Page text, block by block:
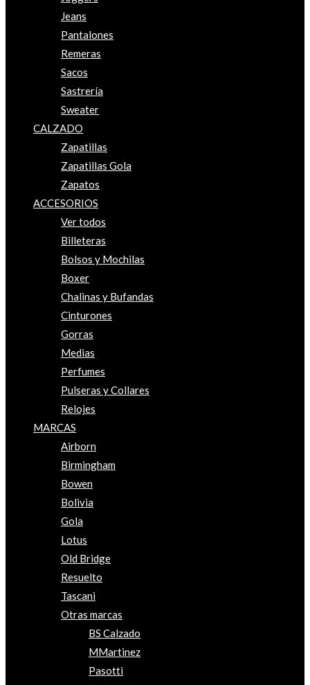
Jeans
Pantalones
Remeras
Sacos
Sastrería
Sweater
CALZADO
Zapatillas
Zapatillas Gola
Zapatos
ACCESORIOS
Ver todos
Billeteras
Bolsos y Mochilas
Boxer
Chalinas y Bufandas
Cinturones
Gorras
Medias
Perfumes
Pulseras y Collares
Relojes
MARCAS
Airborn
Birmingham
Bowen
Bolivia
Gola
Lotus
Old Bridge
Resuelto
Tascani
Otras marcas
BS Calzado
MMartinez
Pasotti